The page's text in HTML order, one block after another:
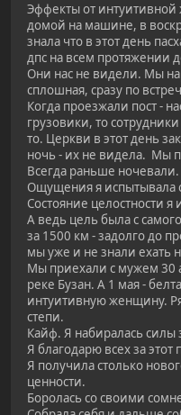
Эффекты от
домой на машине, в
знала что в этот день
дпс на всем протяжении
Они нас не видели. Мы
сплошная, сразу по
Когда проезжали пост -
грузовики, то
то. Церкви в этот день
ночь - их не видела. Мы
Всегда раньше ночевали.
Ощущения я испытывала
Состояние целостности
А ведь цель была с
за 1500 км - задолго до
мы уже и не знали ехать
Мы приехали с мужем 30
реке Бузан. А 1 мая -
интуитивную женщину.
степи.
Кайф. Я набиралась силы
Я благодарю всех за этот
Я получила столько
ценности.
Боролась со своими